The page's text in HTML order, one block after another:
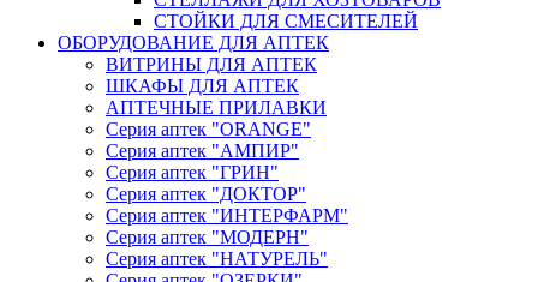
СТОЙКИ ДЛЯ СМЕСИТЕЛЕЙ
ОБОРУДОВАНИЕ ДЛЯ АПТЕК
ВИТРИНЫ ДЛЯ АПТЕК
ШКАФЫ ДЛЯ АПТЕК
АПТЕЧНЫЕ ПРИЛАВКИ
Серия аптек "ORANGE"
Серия аптек "АМПИР"
Серия аптек "ГРИН"
Серия аптек "ДОКТОР"
Серия аптек "ИНТЕРФАРМ"
Серия аптек "МОДЕРН"
Серия аптек "НАТУРЕЛЬ"